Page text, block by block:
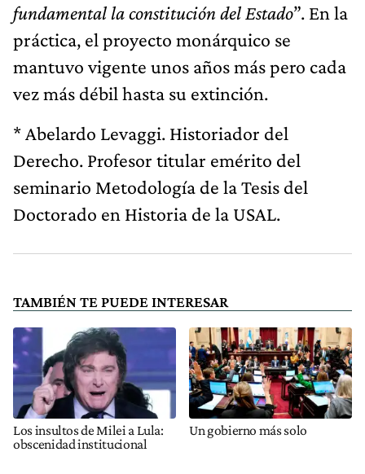
fundamental la constitución del Estado”. En la
práctica, el proyecto monárquico se
mantuvo vigente unos años más pero cada
vez más débil hasta su extinción.
* Abelardo Levaggi. Historiador del
Derecho. Profesor titular emérito del
seminario Metodología de la Tesis del
Doctorado en Historia de la USAL.
TAMBIÉN TE PUEDE INTERESAR
Los insultos de Milei a Lula:
obscenidad institucional
Un gobierno más solo